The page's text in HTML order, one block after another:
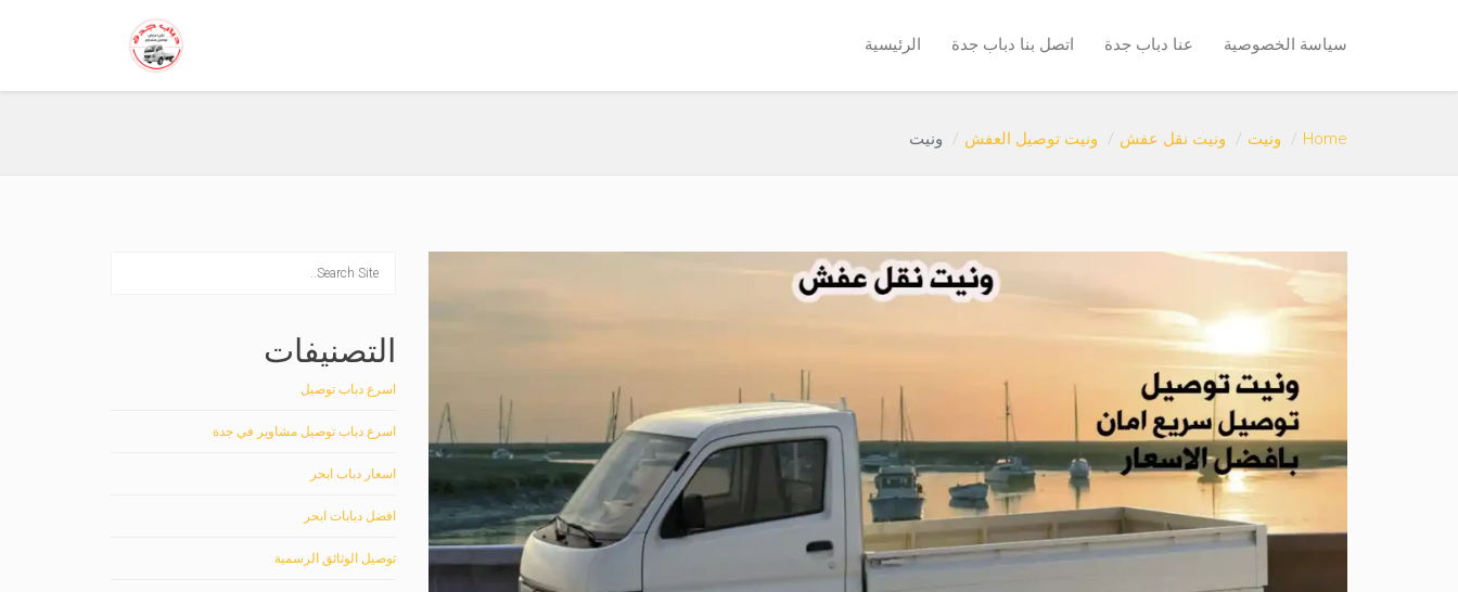
الرئيسية اتصل بنا دباب جدة عنا دباب جدة سياسة الخصوصية
Home ونيت ونيت نقل عفش ونيت توصيل العفش ونيت
التصنيفات
اسرع دباب توصيل
اسرع دباب توصيل مشاوير في جدة
اسعار دباب ابحر
افضل دبابات ابحر
توصيل الوثائق الرسمية